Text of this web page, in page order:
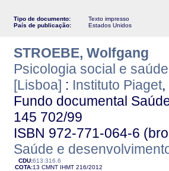
Tipo de documento:
Texto impresso
País de publicação:
Estados Unidos
STROEBE, Wolfgang
Psicologia social e saúde
[Lisboa] : Instituto Piaget,
Fundo documental
145 702/99
ISBN 972-771-064-6
Saúde e
CDU:613:316.6
COTA:13 CMNT IHMT 216/2012